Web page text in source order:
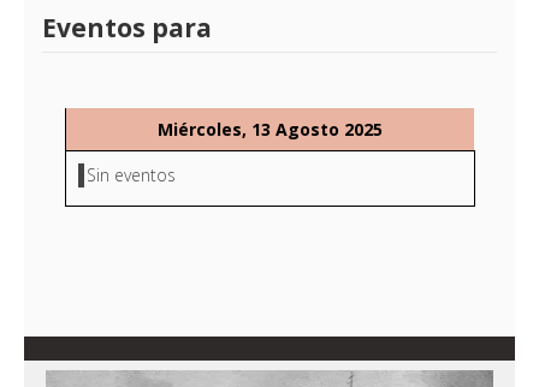
Eventos para
Miércoles, 13 Agosto 2025
Sin eventos